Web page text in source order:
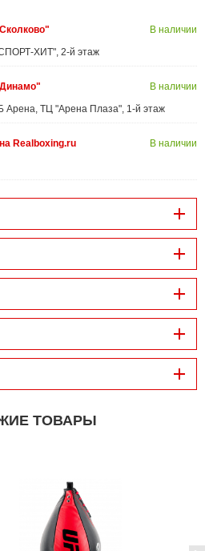
ХИТ", 2-й этаж
В наличии
Арена, ТЦ "Арена Плаза", 1-й этаж
В наличии
Realboxing.ru В наличии
ТОВАРЫ